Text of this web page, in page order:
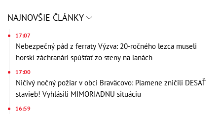
NAJNOVŠIE ČLÁNKY
17:07
Nebezpečný pád z ferraty Výzva: 20-ročného lezca museli
horskí záchranári spúšťať zo steny na lanách
17:00
Ničivý nočný požiar v obci Braväcovo: Plamene zničili DESAŤ
stavieb! Vyhlásili MIMORIADNU situáciu
16:59